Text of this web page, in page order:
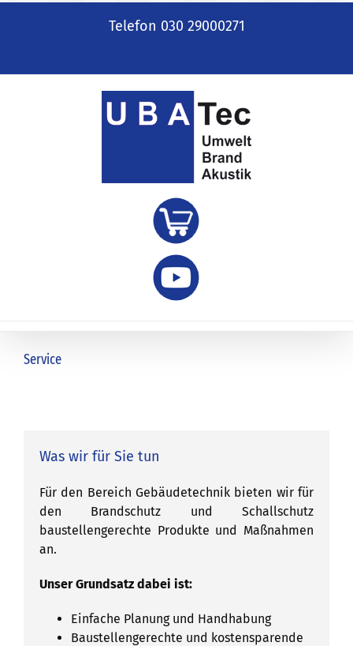
Telefon 030 29000271
Service
Was wir für Sie tun
Für den Bereich Gebäudetechnik bieten wir für
den Brandschutz und Schallschutz
baustellengerechte Produkte und Maßnahmen
an.
Unser Grundsatz dabei ist:
Einfache Planung und Handhabung
Baustellengerechte und kostensparende